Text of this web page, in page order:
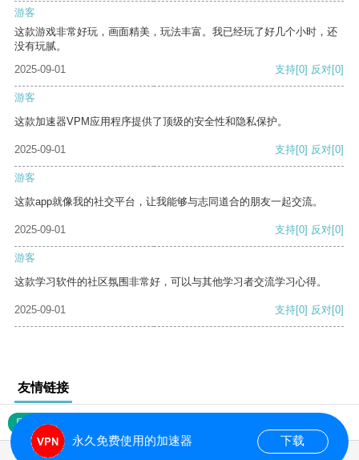
游客
这款游戏非常好玩，画面精美，玩法丰富。我已经玩了好几个小时，还
没有玩腻。
2025-09-01
支持[0] 反对[0]
游客
这款加速器VPM应用程序提供了顶级的安全性和隐私保护。
2025-09-01 支持[0] 反对[0]
游客
这款app就像我的社交平台，让我能够与志同道合的朋友一起交流。
2025-09-01 支持[0] 反对[0]
游客
这款学习软件的社区氛围非常好，可以与其他学习者交流学习心得。
2025-09-01 支持[0] 反对[0]
友情链接
网站地图
永久免费使用的加速器 下载